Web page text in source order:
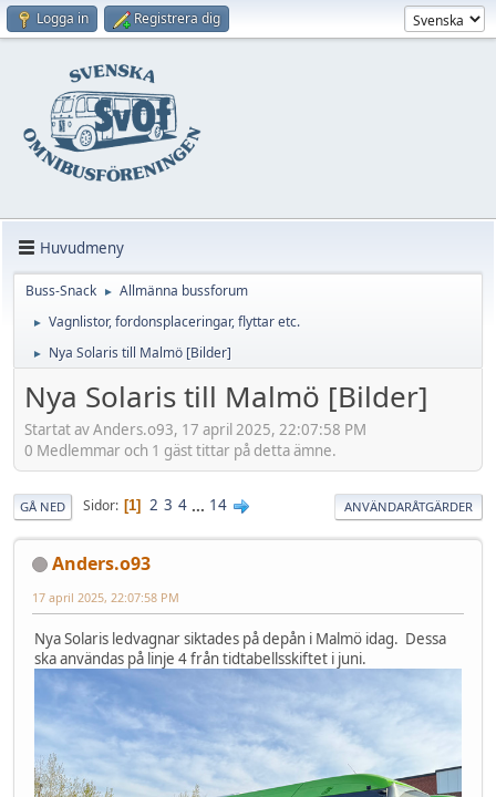
Logga in Registrera dig
Huvudmeny
Buss-Snack ► Allmänna bussforum
► Vagnlistor, fordonsplaceringar, flyttar etc.
► Nya Solaris till Malmö [Bilder]
Nya Solaris till Malmö [Bilder]
Startat av Anders.o93, 17 april 2025, 22:07:58 PM
0 Medlemmar och 1 gäst tittar på detta ämne.
GÅ NED Sidor 1 2 3 4 ... 14 ANVÄNDARÅTGÄRDER
Anders.o93
17 april 2025, 22:07:58 PM
Nya Solaris ledvagnar siktades på depån i Malmö idag. Dessa
ska användas på linje 4 från tidtabellsskiftet i juni.